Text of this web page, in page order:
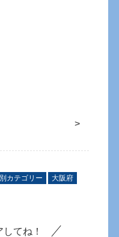
>
カテゴリー
大阪府
てね！